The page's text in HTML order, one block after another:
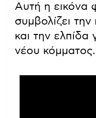
Αυτή η εικόνα
συμβολίζει
και την ελπίδα
νέου κόμματος.